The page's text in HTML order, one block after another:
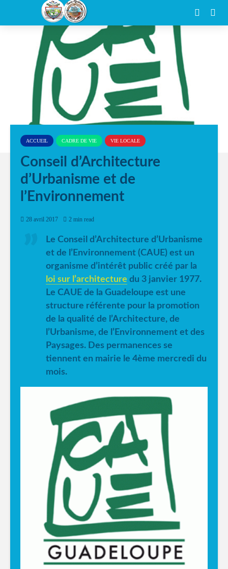
ACCUEIL CADRE DE VIE VIE LOCALE
Conseil d’Architecture
d’Urbanisme et de
l’Environnement
28 avril 2017 2 min read
Le Conseil d’Architecture d’Urbanisme
et de l’Environnement (CAUE) est un
organisme d’intérêt public créé par la
loi sur l’architecture du 3 janvier 1977.
Le CAUE de la Guadeloupe est une
structure référente pour la promotion
de la qualité de l’Architecture, de
l’Urbanisme, de l’Environnement et des
Paysages. Des permanences se
tiennent en mairie le 4ème mercredi du
mois.